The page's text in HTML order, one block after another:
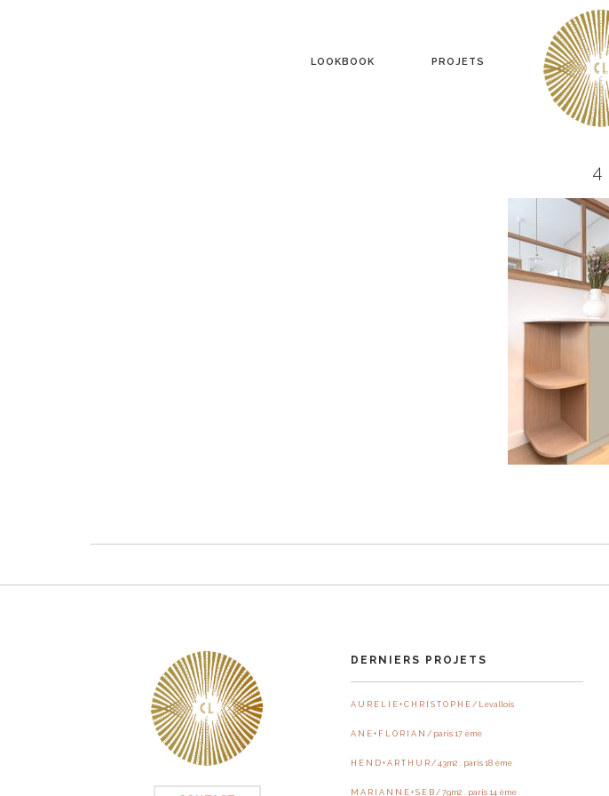
LOOKBOOK PROJETS
4
DERNIERS PROJETS
A U R E L I E + C H R I S T O P H E / Levallois
A N E + F L O R I A N / paris 17 ème
H E N D + A R T H U R / 43m2 . paris 18 ème
M A R I A N N E + S E B / 79m2 . paris 14 ème